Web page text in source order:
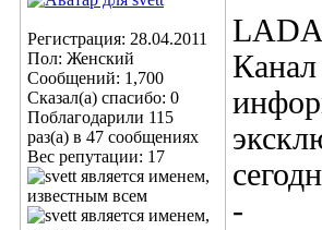
Регистрация: 28.04.2011
Пол: Женский
Сообщений: 1,700
Сказал(а) спасибо: 0
Поблагодарили 115
раз(а) в 47 сообщениях
Вес репутации: 17
-